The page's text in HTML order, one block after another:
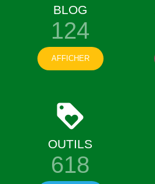
BLOG
124
AFFICHER
OUTILS
618